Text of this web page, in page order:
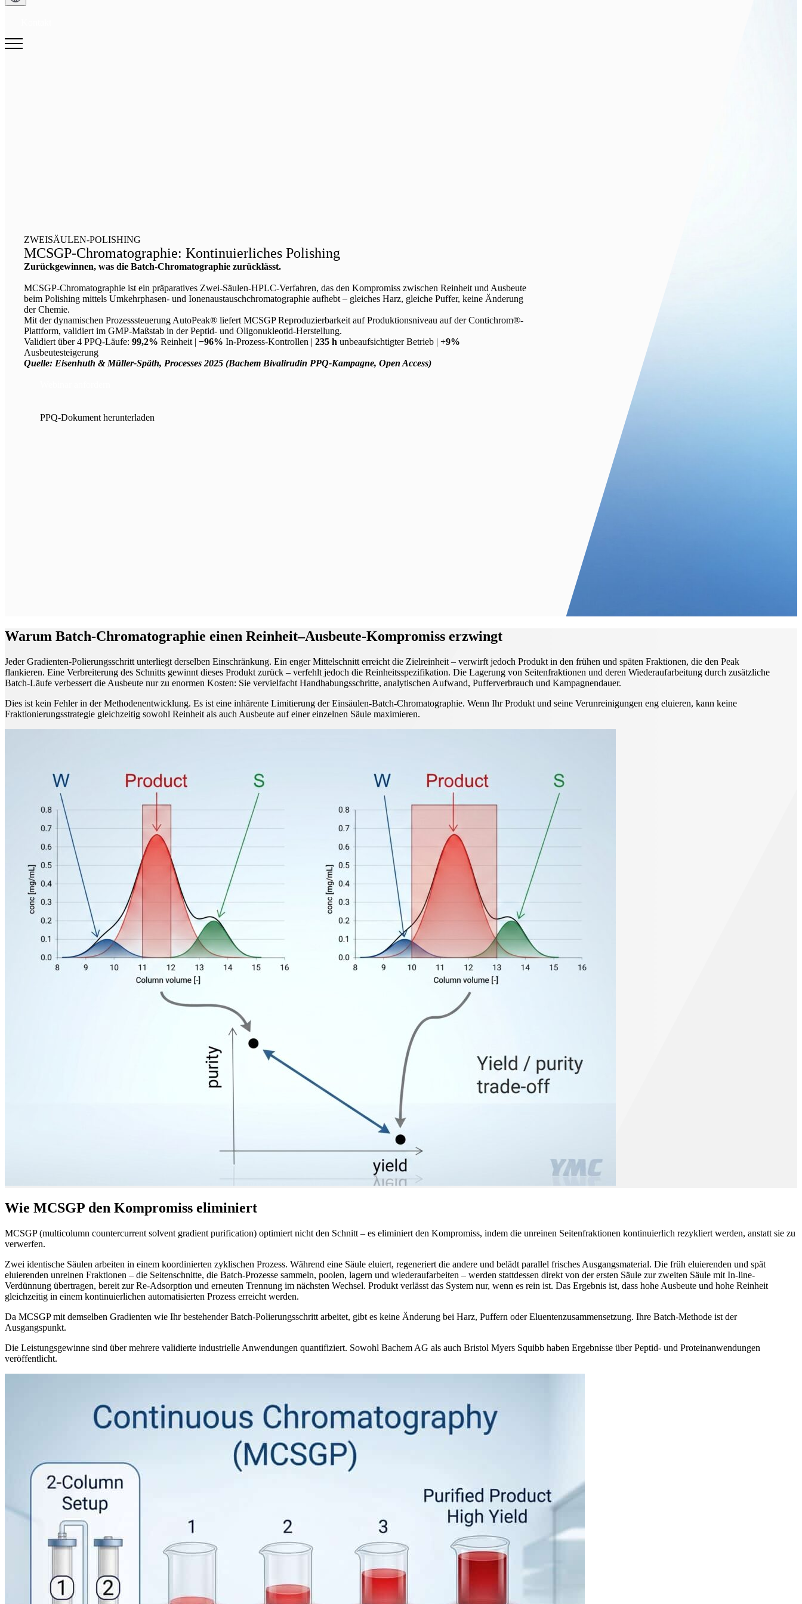
ZWEISÄULEN-POLISHING
MCSGP-Chromatographie: Kontinuierliches Polishing
Zurückgewinnen, was die Batch-Chromatographie zurücklässt.
MCSGP-Chromatographie ist ein präparatives Zwei-Säulen-HPLC-Verfahren, das den Kompromiss zwischen Reinheit und Ausbeute
beim Polishing mittels Umkehrphasen- und Ionenaustauschchromatographie aufhebt – gleiches Harz, gleiche Puffer, keine Änderung
der Chemie.
Mit der dynamischen Prozesssteuerung AutoPeak® liefert MCSGP Reproduzierbarkeit auf Produktionsniveau auf der Contichrom®-
Plattform, validiert im GMP-Maßstab in der Peptid- und Oligonukleotid-Herstellung.
Validiert über 4 PPQ-Läufe: 99,2% Reinheit | −96% In-Prozess-Kontrollen | 235 h unbeaufsichtigter Betrieb | +9%
Ausbeutesteigerung
Quelle: Eisenhuth & Müller-Späth, Processes 2025 (Bachem Bivalirudin PPQ-Kampagne, Open Access)
PPQ-Dokument herunterladen
Warum Batch-Chromatographie einen Reinheit–Ausbeute-Kompromiss erzwingt
Jeder Gradienten-Polierungsschritt unterliegt derselben Einschränkung. Ein enger Mittelschnitt erreicht die Zielreinheit – verwirft jedoch Produkt in den frühen und späten Fraktionen, die den Peak
flankieren. Eine Verbreiterung des Schnitts gewinnt dieses Produkt zurück – verfehlt jedoch die Reinheitsspezifikation. Die Lagerung von Seitenfraktionen und deren Wiederaufarbeitung durch zusätzliche
Batch-Läufe verbessert die Ausbeute nur zu enormen Kosten: Sie vervielfacht Handhabungsschritte, analytischen Aufwand, Pufferverbrauch und Kampagnendauer.
Dies ist kein Fehler in der Methodenentwicklung. Es ist eine inhärente Limitierung der Einsäulen-Batch-Chromatographie. Wenn Ihr Produkt und seine Verunreinigungen eng eluieren, kann keine
Fraktionierungsstrategie gleichzeitig sowohl Reinheit als auch Ausbeute auf einer einzelnen Säule maximieren.
Wie MCSGP den Kompromiss eliminiert
MCSGP (multicolumn countercurrent solvent gradient purification) optimiert nicht den Schnitt – es eliminiert den Kompromiss, indem die unreinen Seitenfraktionen kontinuierlich rezykliert werden, anstatt sie zu
verwerfen.
Zwei identische Säulen arbeiten in einem koordinierten zyklischen Prozess. Während eine Säule eluiert, regeneriert die andere und belädt parallel frisches Ausgangsmaterial. Die früh eluierenden und spät
eluierenden unreinen Fraktionen – die Seitenschnitte, die Batch-Prozesse sammeln, poolen, lagern und wiederaufarbeiten – werden stattdessen direkt von der ersten Säule zur zweiten Säule mit In-line-
Verdünnung übertragen, bereit zur Re-Adsorption und erneuten Trennung im nächsten Wechsel. Produkt verlässt das System nur, wenn es rein ist. Das Ergebnis ist, dass hohe Ausbeute und hohe Reinheit
gleichzeitig in einem kontinuierlichen automatisierten Prozess erreicht werden.
Da MCSGP mit demselben Gradienten wie Ihr bestehender Batch-Polierungsschritt arbeitet, gibt es keine Änderung bei Harz, Puffern oder Eluentenzusammensetzung. Ihre Batch-Methode ist der
Ausgangspunkt.
Die Leistungsgewinne sind über mehrere validierte industrielle Anwendungen quantifiziert. Sowohl Bachem AG als auch Bristol Myers Squibb haben Ergebnisse über Peptid- und Proteinanwendungen
veröffentlicht.